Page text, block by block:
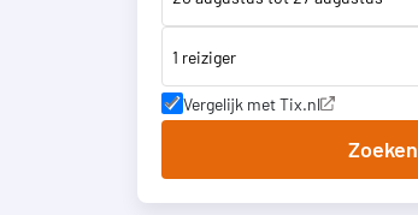
1 reiziger
Vergelijk met Tix.nl
Zoeken